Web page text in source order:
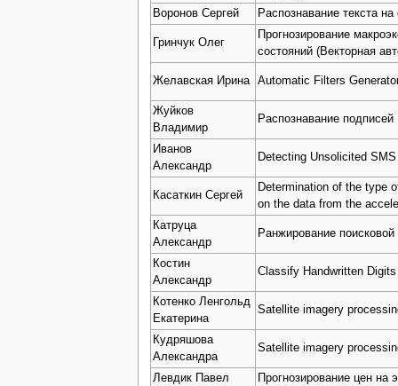
Воронов Сергей
Распознавание текста
Гринчук Олег
Прогнозирование
состояний (Векторная
Желавская Ирина Automatic Filters
Жуйков
Владимир
Распознавание подписей
Иванов
Александр
Detecting Unsolicited
Касаткин Сергей
Determination of the type
on the data from the
Катруца
Александр
Ранжирование
Костин
Александр
Classify Handwritten Digits
Котенко Ленгольд
Екатерина
Satellite imagery
Кудряшова
Александра
Satellite imagery
Левдик Павел
Прогнозирование цен на